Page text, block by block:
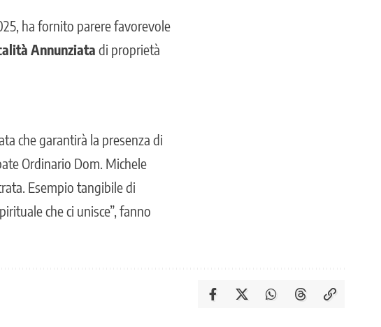
ha fornito parere favorevole
Annunziata di proprietà
che garantirà la presenza di
Ordinario Dom. Michele
Esempio tangibile di
che ci unisce”, fanno